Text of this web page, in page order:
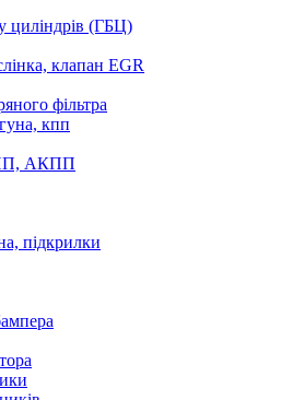
циліндрів (ГБЦ)
клапан EGR
фільтра
кпп
АКПП
підкрилки